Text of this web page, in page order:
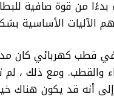
من قوة صافية
الآليات الأساسية
في قطب كهربائي كان
والقطب. ومع ذلك ، لم
أنه قد يكون هناك